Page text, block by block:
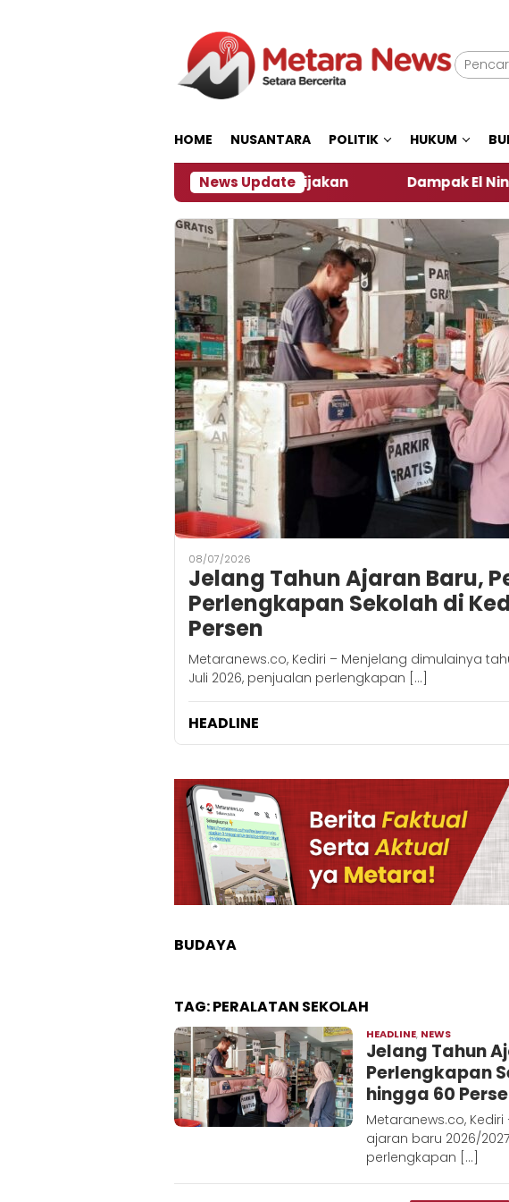
HOME NUSANTARA POLITIK HUKUM
News Update
Ini Kata Pengamat Kebijakan Dampak El Nino, Sejumlah
08/07/2026
‎Jelang Tahun Ajaran Baru,
Perlengkapan Sekolah di
Persen ‎
Metaranews.co, Kediri – Menjelang dimulainya
Juli 2026, penjualan perlengkapan […]
HEADLINE
BUDAYA
TAG:PERALATAN SEKOLAH
HEADLINE, NEWS
‎Jelang Tahun
Perlengkapan
hingga 60
Metaranews.co,
ajaran baru 2026/
perlengkapan […]